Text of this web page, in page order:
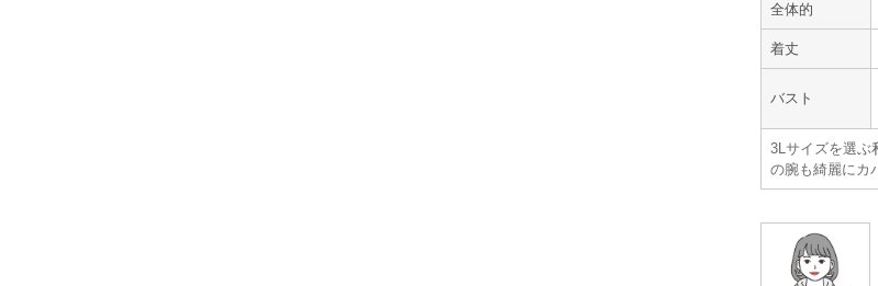
素敵なおばあ
年齢 : 70代〜
体重 :55～59kg
体型 :
ぽっちゃり
全体的
着丈
バスト
3Lサイズを選ぶ
の腕も綺麗にカ